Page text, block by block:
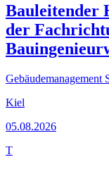
Bauleitender
der
Kiel
05.08.2026
T